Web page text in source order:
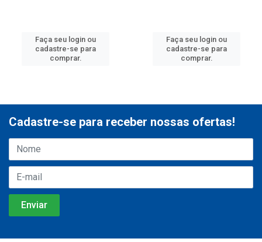
Faça seu login ou
cadastre-se para
comprar.
Faça seu login ou
cadastre-se para
comprar.
Cadastre-se para receber nossas ofertas!